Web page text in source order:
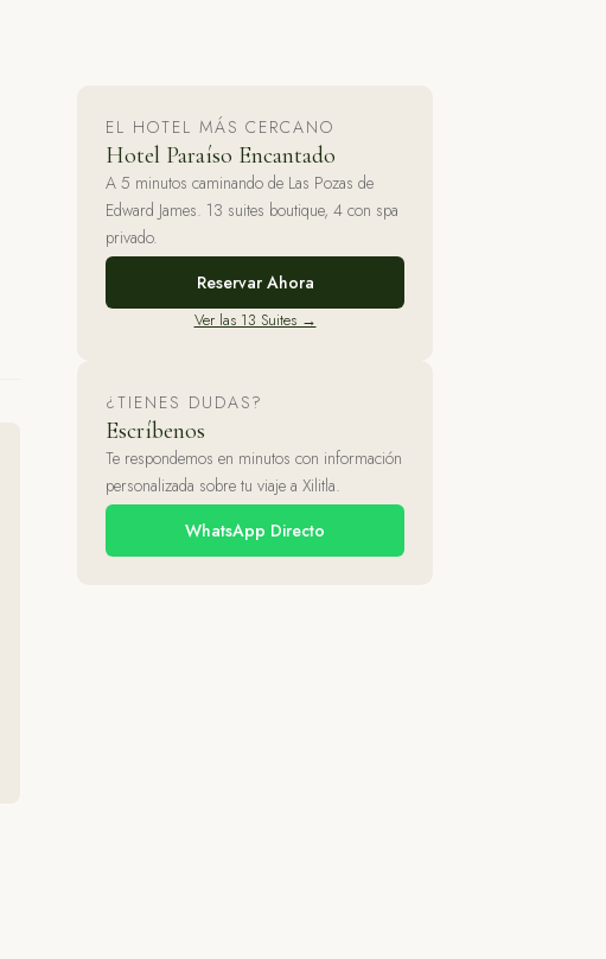
EL HOTEL MÁS CERCANO
Hotel Paraíso Encantado
A 5 minutos caminando de Las Pozas de
Edward James. 13 suites boutique, 4 con spa
privado.
Reservar Ahora
Ver las 13 Suites →
¿TIENES DUDAS?
Escríbenos
Te respondemos en minutos con información
personalizada sobre tu viaje a Xilitla.
WhatsApp Directo